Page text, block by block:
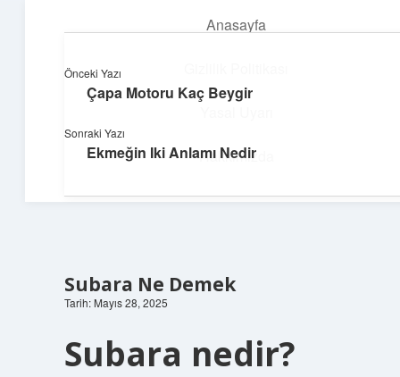
Anasayfa
Hakkımızda
Üretim ve İlham
Yaratıcı projelerle dünyanı inşa et!
Subara Ne Demek
Tarih: Mayıs 28, 2025
Subara nedir?
Önceki Yazı
Çapa Motoru Kaç Beygir
Sonraki Yazı
Ekmeğin Iki Anlamı Nedir